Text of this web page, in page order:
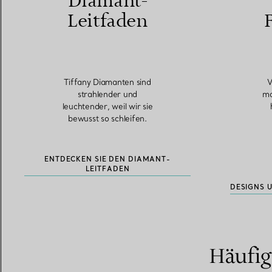
Leitfaden
Tiffany Diamanten sind
strahlender und
leuchtender, weil wir sie
bewusst so schleifen.
ENTDECKEN SIE DEN DIAMANT-
LEITFADEN
DESIGNS